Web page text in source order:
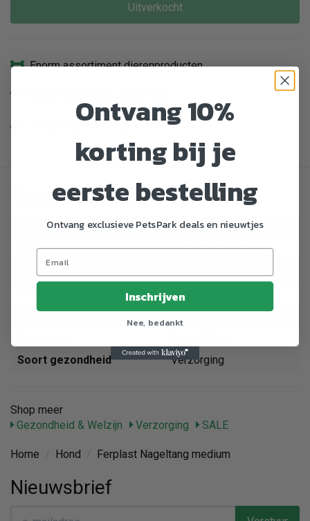
Uitverkocht
Enorm assortiment dierenproducten
Veilig en gemakkelijk betalen
Specificaties
Artikelnummer
765194
EAN nummer
8010690056661
Dier
Ferplast
Soort verzorging
Nageltang
Soort gezondheid
Verzorging
Shop meer
Gezondheid & Welzijn
Verzorging SALE
Home Hond Ferplast Nageltang medium
Nieuwsbrief
Ontvang 10%
korting bij je
eerste bestelling
Ontvang exclusieve PetsPark deals en nieuwtjes
Inschrijven
Nee, bedankt